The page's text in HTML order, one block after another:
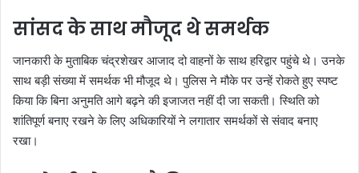
सांसद के साथ मौजूद थे समर्थक
जानकारी के मुताबिक चंद्रशेखर आजाद दो वाहनों के साथ हरिद्वार पहुंचे थे। उनके
साथ बड़ी संख्या में समर्थक भी मौजूद थे। पुलिस ने मौके पर उन्हें रोकते हुए स्पष्ट
किया कि बिना अनुमति आगे बढ़ने की इजाजत नहीं दी जा सकती। स्थिति को
शांतिपूर्ण बनाए रखने के लिए अधिकारियों ने लगातार समर्थकों से संवाद बनाए
रखा।